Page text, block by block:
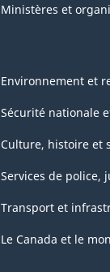
Ministères et
Environnement et
Sécurité nationale
Culture, histoire et
Services de police,
Transport et
Le Canada et le